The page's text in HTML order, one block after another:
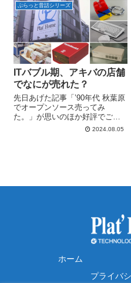
紙が印象的なEasyBlocksシリー
ズの総合カタログ。手に取って
いただいた方や、ダウンロー
ド...
ぷらっと昔話シリーズ
ITバブル期、アキバの店舗
でなにが売れた？
先日あげた記事「’90年代 秋葉原
でオープンソース売ってみ
た。」が思いのほか好評でござ
いまして・・・SNS等で当時の
2024.08.05
ホーム
プライバ